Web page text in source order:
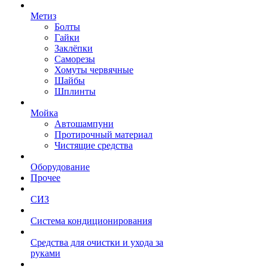
Метиз
Болты
Гайки
Заклёпки
Саморезы
Хомуты червячные
Шайбы
Шплинты
Мойка
Автошампуни
Протирочный материал
Чистящие средства
Оборудование
Прочее
СИЗ
Система кондиционирования
Средства для очистки и ухода за
руками